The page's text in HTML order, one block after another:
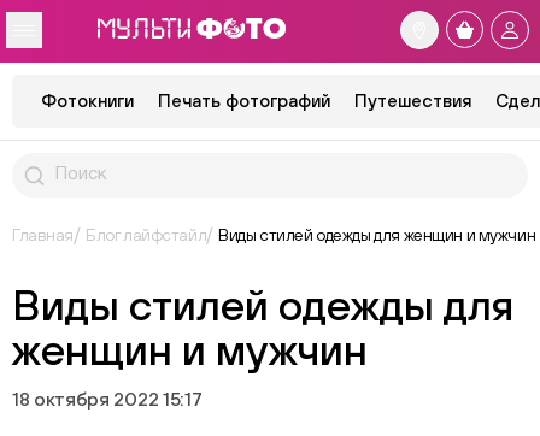
Фотокниги Печать фотографий Путешествия
Главная Блог лайфстайл Виды стилей одежды для женщин и мужчин
Виды стилей одежды для
женщин и мужчин
18 октября 2022 15:17